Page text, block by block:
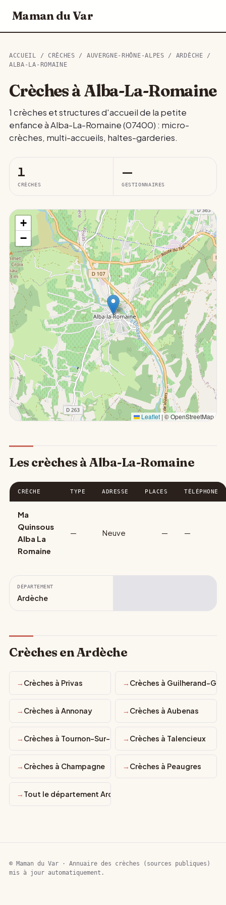
Maman du Var
ACCUEIL / CRÈCHES / AUVERGNE-RHÔNE-ALPES / ARDÈCHE /
ALBA-LA-ROMAINE
Crèches à Alba-La-Romaine
1 crèches et structures d'accueil de la petite
enfance à Alba-La-Romaine (07400) : micro-
crèches, multi-accueils, haltes-garderies.
1
CRÈCHES
—
GESTIONNAIRES
+
−
Leaflet |© OpenStreetMap
Les crèches à Alba-La-Romaine
CRÈCHE TYPE ADRESSE PLACES TÉLÉPHONE
Ma
Quinsous
Alba La
Romaine
— Neuve — —
DÉPARTEMENT
Ardèche
Crèches en Ardèche
Crèches à Privas Crèches à Guilherand-
Crèches à Annonay Crèches à Aubenas
Crèches à Tournon-Sur-RhôneCrèches à Talencieux
Crèches à Champagne Crèches à Peaugres
Tout le département Ardèche
© Maman du Var · Annuaire des crèches (sources publiques)
mis à jour automatiquement.